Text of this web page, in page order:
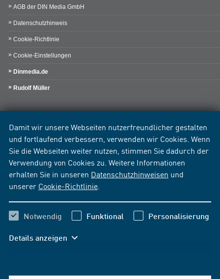
Damit wir unsere Webseiten nutzerfreundlicher gestalten
und fortlaufend verbessern, verwenden wir Cookies. Wenn
Sie die Webseiten weiter nutzen, stimmen Sie dadurch der
Verwendung von Cookies zu. Weitere Informationen
erhalten Sie in unseren Datenschutzhinweisen und
unserer Cookie-Richtlinie
Notwendig Funktional Personalisierung
Details anzeigen
AGB der DIN Media GmbH
Datenschutzhinweis
Cookie-Richtlinie
Cookie-Einstellungen
Dinmedia.de
Rudolf Müller